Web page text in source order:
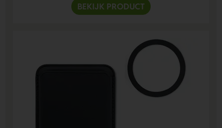
BEKIJK PRODUCT